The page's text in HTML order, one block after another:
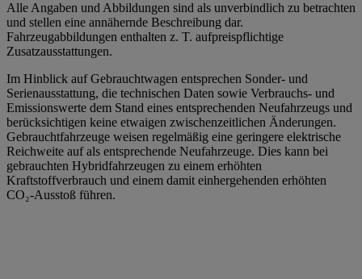
Alle Angaben und Abbildungen sind als unverbindlich zu betrachten
und stellen eine annähernde Beschreibung dar.
Fahrzeugabbildungen enthalten z. T. aufpreispflichtige
Zusatzausstattungen.
Im Hinblick auf Gebrauchtwagen entsprechen Sonder- und
Serienausstattung, die technischen Daten sowie Verbrauchs- und
Emissionswerte dem Stand eines entsprechenden Neufahrzeugs und
berücksichtigen keine etwaigen zwischenzeitlichen Änderungen.
Gebrauchtfahrzeuge weisen regelmäßig eine geringere elektrische
Reichweite auf als entsprechende Neufahrzeuge. Dies kann bei
gebrauchten Hybridfahrzeugen zu einem erhöhten
Kraftstoffverbrauch und einem damit einhergehenden erhöhten
CO₂-Ausstoß führen.